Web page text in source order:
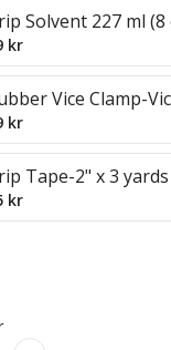
Solvent 227 ml (8
kr
Vice Clamp-
kr
Tape-2" x 3 yards
kr